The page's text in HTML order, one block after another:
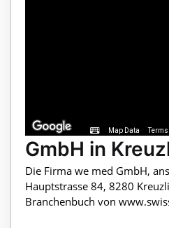
Map Data Terms
GmbH in
Die Firma we med GmbH,
Hauptstrasse 84, 8280
Branchenbuch von